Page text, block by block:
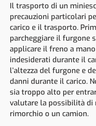
Il trasporto di un
precauzioni particolari
carico e il trasporto.
parcheggiare il furgone
applicare il freno a
indesiderati durante il
l’altezza del furgone e
danni durante il carico.
sia troppo alto per
valutare la possibilità
rimorchio o un camion.